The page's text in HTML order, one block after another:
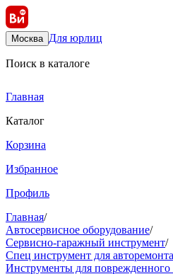
Москва Для юрлиц
Поиск в каталоге
Главная
Каталог
Корзина
Избранное
Профиль
Главная/
Автосервисное оборудование/
Сервисно-гаражный инструмент/
Спец инструмент для
Инструменты для поврежденного